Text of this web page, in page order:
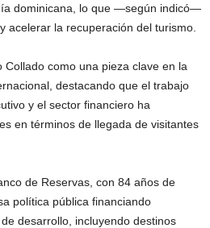
dominicana, lo que —según indicó—
acelerar la recuperación del turismo.
Collado como una pieza clave en la
destacando que el trabajo
y el sector financiero ha
en términos de llegada de visitantes
de Reservas, con 84 años de
política pública financiando
desarrollo, incluyendo destinos